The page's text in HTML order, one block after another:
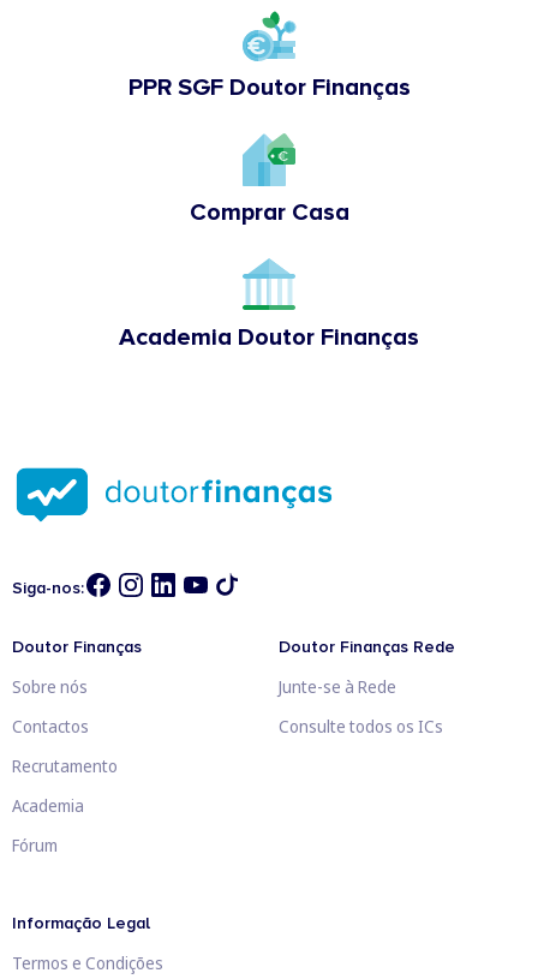
PPR SGF Doutor Finanças
Comprar Casa
Academia Doutor Finanças
Siga-nos:
Doutor Finanças
Sobre nós
Contactos
Recrutamento
Academia
Fórum
Doutor Finanças Rede
Junte-se à Rede
Consulte todos os ICs
Informação Legal
Termos e Condições